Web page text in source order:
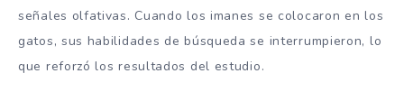
señales olfativas. Cuando los imanes se colocaron en los
gatos, sus habilidades de búsqueda se interrumpieron, lo
que reforzó los resultados del estudio.